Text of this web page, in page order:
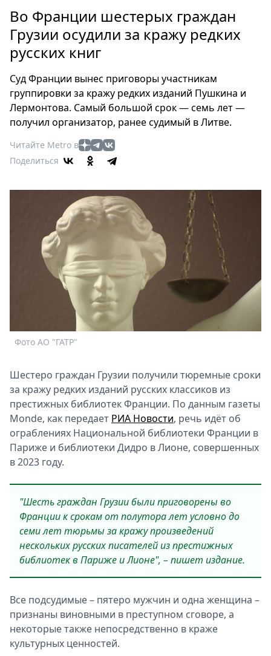
Россия
Мир
Здоровье
Туризм
Мода
Театр
Кино
Афиша
Книги
Выставки
Пресс-
релизы
О
Metro
Стримы
Спецпроекты
Звезды
Выборы
2026
Скачай
Во Франции шестерых граждан
Грузии осудили за кражу редких
русских книг
Суд Франции вынес приговоры участникам
группировки за кражу редких изданий Пушкина и
Лермонтова. Самый большой срок — семь лет —
получил организатор, ранее судимый в Литве.
Читайте Metro в
Поделиться
Фото АО "ГАТР"
Шестеро граждан Грузии получили тюремные сроки
за кражу редких изданий русских классиков из
престижных библиотек Франции. По данным газеты
Monde, как передает РИА Новости, речь идёт об
ограблениях Национальной библиотеки Франции в
Париже и библиотеки Дидро в Лионе, совершенных
в 2023 году.
"Шесть граждан Грузии были приговорены во
Франции к срокам от полутора лет условно до
семи лет тюрьмы за кражу произведений
нескольких русских писателей из престижных
библиотек в Париже и Лионе", – пишет издание.
Все подсудимые – пятеро мужчин и одна женщина –
признаны виновными в преступном сговоре, а
некоторые также непосредственно в краже
культурных ценностей.